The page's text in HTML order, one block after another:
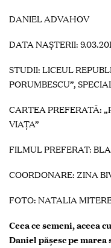
DANIEL ADVAHOV
DATA NAȘTERII:
STUDII: LICEUL
PORUMBESCU”,
CARTEA PREFERATĂ:
VIAȚA”
FILMUL PREFERAT:
COORDONARE: ZINA
FOTO: NATALIA
Ceea ce semeni, aceea
Daniel pășesc pe